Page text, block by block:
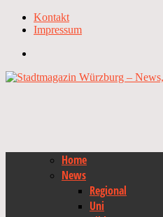
Kontakt
Impressum
Home
News
Regional
Uni